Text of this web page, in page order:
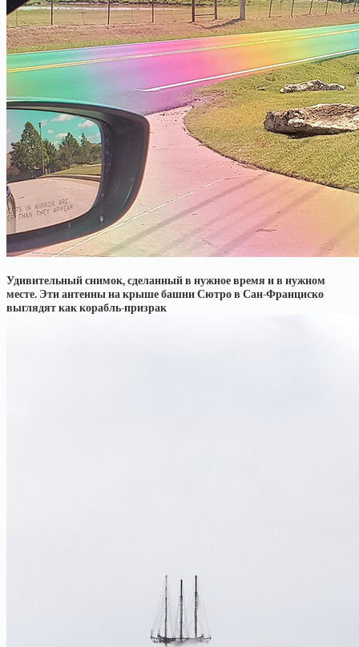
Удивительный снимок, сделанный в нужное время и в нужном
месте. Эти антенны на крыше башни Сютро в Сан-Франциско
выглядят как корабль-призрак